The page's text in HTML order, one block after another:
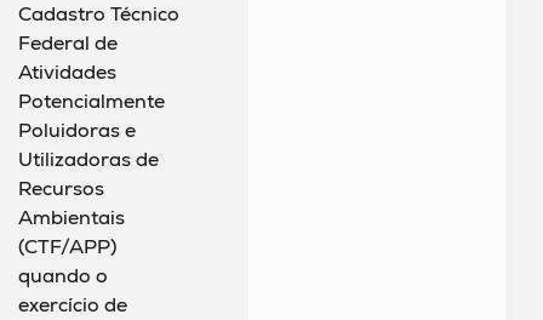
Cadastro Técnico
Federal de
Atividades
Potencialmente
Poluidoras e
Utilizadoras de
Recursos
Ambientais
(CTF/APP)
quando o
exercício de